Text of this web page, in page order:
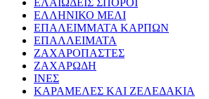
ΕΛΑΙΩΔΕΙΣ ΣΠΟΡΟΙ
ΕΛΛΗΝΙΚΟ ΜΕΛΙ
ΕΠΑΛΕΙΜΜΑΤΑ ΚΑΡΠΩΝ
ΕΠΑΛΛΕΙΜΑΤΑ
ΖΑΧΑΡΟΠΑΣΤΕΣ
ΖΑΧΑΡΩΔΗ
ΙΝΕΣ
ΚΑΡΑΜΕΛΕΣ ΚΑΙ ΖΕΛΕΔΑΚΙΑ